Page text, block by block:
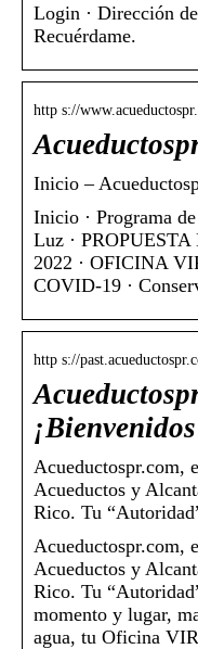
Login · Dirección
Recuérdame.
http s://
Inicio –
Inicio · Programa
Luz ·
2022 · OFICINA
COVID-19 ·
http s://
Acueductospr.com,
Acueductos y
Rico. Tu
Acueductospr.com,
Acueductos y
Rico. Tu
momento y lugar,
agua, tu Oficina